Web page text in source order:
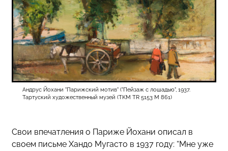
Андрус Йохани "Парижский мотив" ("Пейзаж с лошадью", 1937.
Тартуский художественный музей (TKM TR 5153 M 861)
Свои впечатления о Париже Йохани описал в
своем письме Хандо Мугасто в 1937 году: “Мне уже